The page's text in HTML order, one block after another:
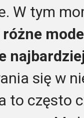
W tym
różne
się w
to często